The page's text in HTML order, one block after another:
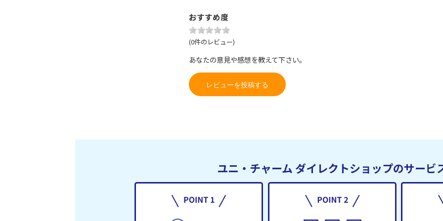
おすすめ度
(0件のレビュー)
あなたの意見や感想を教えて下さい。
レビューを投稿する
ユニ・チャーム ダイレクトショップのサービ